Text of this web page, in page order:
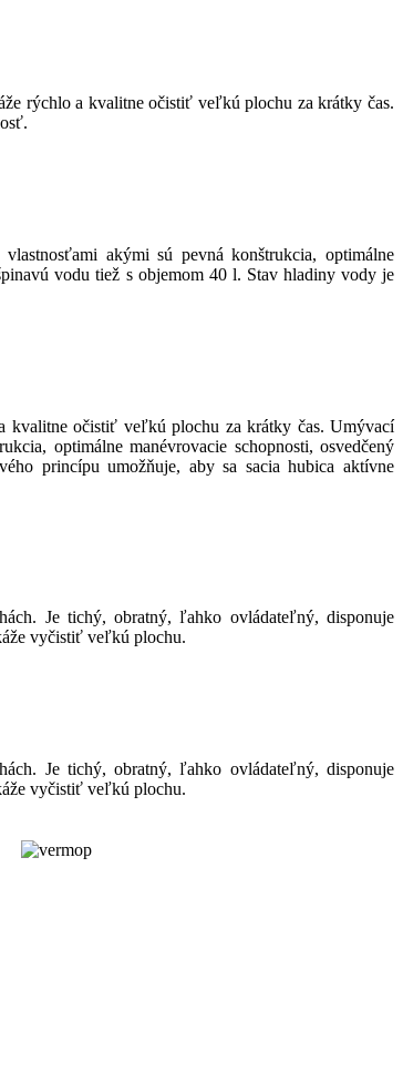
rýchlo a kvalitne očistiť veľkú plochu za krátky čas.
akými sú pevná konštrukcia, optimálne
vodu tiež s objemom 40 l. Stav hladiny vody je
kvalitne očistiť veľkú plochu za krátky čas. Umývací
optimálne manévrovacie schopnosti, osvedčený
princípu umožňuje, aby sa sacia hubica aktívne
Je tichý, obratný, ľahko ovládateľný, disponuje
vyčistiť veľkú plochu.
Je tichý, obratný, ľahko ovládateľný, disponuje
vyčistiť veľkú plochu.